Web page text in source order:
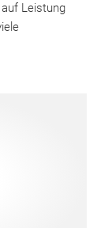
Leistung